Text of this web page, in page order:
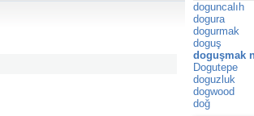
doguncalıh
dogura
dogurmak
doguş
doguşmak
Dogutepe
doguzluk
dogwood
doğ